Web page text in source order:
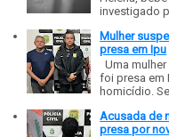
investigado
Mulher
presa em Ipu
Uma
foi presa em
homicídio.
Acusada de
presa por